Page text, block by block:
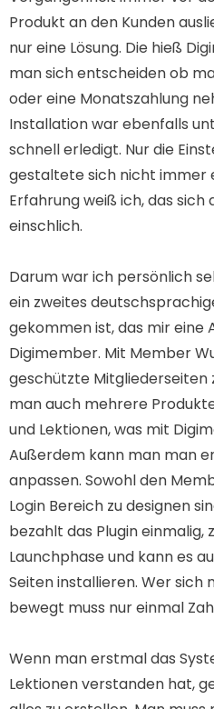
Produkt an den Kunden
nur eine Lösung. Die hieß
man sich entscheiden ob
oder eine Monatszahlung
Installation war ebenfalls
schnell erledigt. Nur die
gestaltete sich nicht immer
Erfahrung weiß ich, das sich
einschlich.
Darum war ich persönlich
ein zweites
gekommen ist, das mir eine
Digimember. Mit Member
geschützte Mitgliederseiten
man auch mehrere
und Lektionen, was mit
Außerdem kann man man
anpassen. Sowohl den
Login Bereich zu designen
bezahlt das Plugin
Launchphase und kann es
Seiten installieren. Wer sich
bewegt muss nur einmal
Wenn man erstmal das
Lektionen verstanden hat,